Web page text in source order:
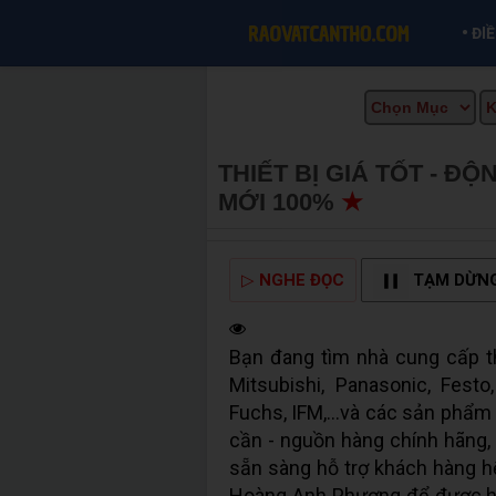
•
THIẾT BỊ GIÁ TỐT -
MỚI 100% ★ MUA
▷ NGHE ĐỌC TẠM
Bạn đang tìm nhà cung cấp
Mitsubishi, Panasonic,
Fuchs, IFM,...và các sản
cần - nguồn hàng chính
sẵn sàng hỗ trợ khách hàng